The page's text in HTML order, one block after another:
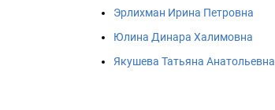
Эрлихман Ирина Петровна
Юлина Динара Халимовна
Якушева Татьяна Анатольевна